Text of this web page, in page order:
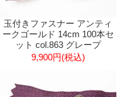
玉付きファスナー アンティ
ークゴールド 14cm 100本セ
ット col.863 グレープ
9,900円(税込)